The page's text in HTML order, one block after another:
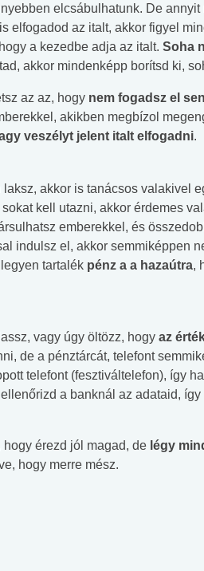
elcsábulhatunk. De
elfogadod az italt, akkor figyel
a kezedbe adja az italt. Soha
akkor mindenképp borítsd ki,
az az, hogy nem fogadsz el
akikben megbízol
veszélyt jelent italt elfogadni.
laksz, akkor is tanácsos valakivel
kell utazni, akkor érdemes
emberekkel, és
indulsz el, akkor semmiképpen
tartalék pénz a a hazaútra,
vagy úgy öltözz, hogy az
de a pénztárcát, telefont
telefont (fesztiváltelefon), így ha
a banknál az adataid,
érezd jól magad, de légy
hogy merre mész.
#Betegségek
Elsősegély
#Suli,